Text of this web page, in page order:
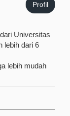
Profil
Universitas
lebih dari 6
lebih mudah